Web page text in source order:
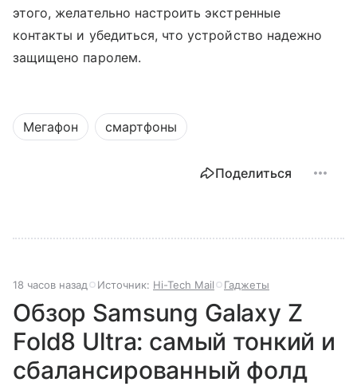
этого, желательно настроить экстренные
контакты и убедиться, что устройство надежно
защищено паролем.
Мегафон смартфоны
Поделиться
18 часов назад Источник: Hi-Tech Mail Гаджеты
Обзор Samsung Galaxy Z
Fold8 Ultra: самый тонкий и
сбалансированный фолд